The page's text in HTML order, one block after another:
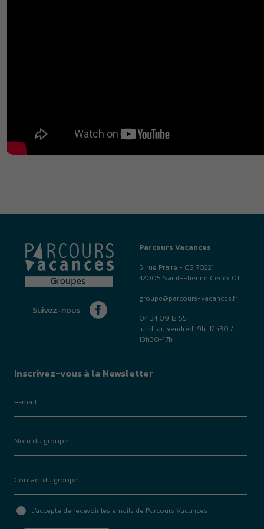
Suivez-nous
Inscrivez-vous à la Newsletter
J'accepte de recevoir les emails de Parcours Vacances
Parcours Vacances
5, rue Praire - CS 70221
42005 Saint-Etienne Cedex 01
groupe@parcours-vacances.fr
04 34 09 12 55
lundi au vendredi 9h-12h30 /
13h30-17h